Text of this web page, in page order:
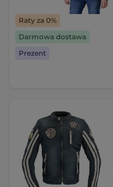
Raty za 0%
Darmowa dostawa
Prezent